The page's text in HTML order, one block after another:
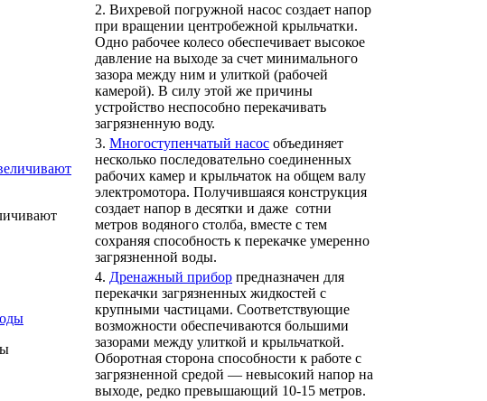
2. Вихревой погружной насос создает напор
при вращении центробежной крыльчатки.
Одно рабочее колесо обеспечивает высокое
давление на выходе за счет минимального
зазора между ним и улиткой (рабочей
камерой). В силу этой же причины
устройство неспособно перекачивать
загрязненную воду.
3. Многоступенчатый насос объединяет
несколько последовательно соединенных
рабочих камер и крыльчаток на общем валу
электромотора. Получившаяся конструкция
создает напор в десятки и даже сотни
метров водяного столба, вместе с тем
сохраняя способность к перекачке умеренно
загрязненной воды.
4. Дренажный прибор предназначен для
перекачки загрязненных жидкостей с
крупными частицами. Соответствующие
возможности обеспечиваются большими
зазорами между улиткой и крыльчаткой.
Оборотная сторона способности к работе с
загрязненной средой — невысокий напор на
выходе, редко превышающий 10-15 метров.